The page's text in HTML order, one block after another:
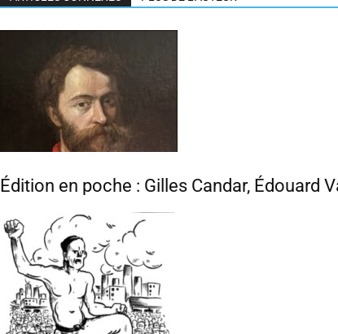
Édition en poche : Gilles Candar, Édouard